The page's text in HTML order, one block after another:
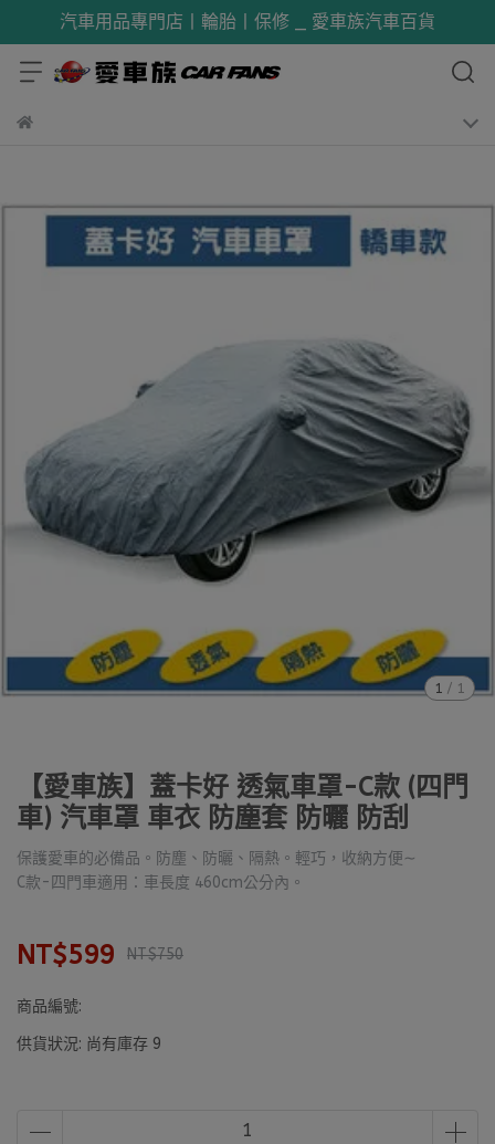
汽車用品專門店丨輪胎丨保修 _ 愛車族汽車百貨
1 / 1
【愛車族】蓋卡好 透氣車罩-C款 (四門
車) 汽車罩 車衣 防塵套 防曬 防刮
保護愛車的必備品。防塵、防曬、隔熱。輕巧，收納方便∼
C款-四門車適用：車長度 460cm公分內。
NT$599 NT$750
商品編號:
供貨狀況: 尚有庫存 9